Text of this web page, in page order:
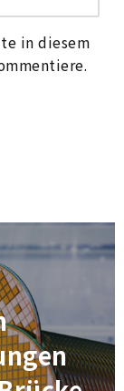
in diesem